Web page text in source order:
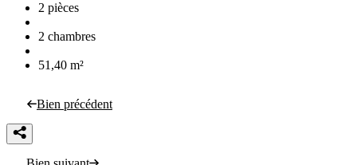
2 pièces
2 chambres
51,40 m²
Bien précédent